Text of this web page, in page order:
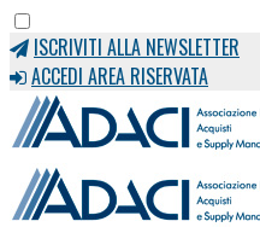
ISCRIVITI ALLA NEWSLETTER
ACCEDI AREA RISERVATA